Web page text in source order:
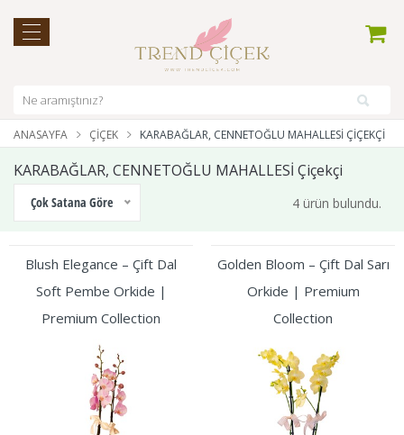
ANASAYFA ÇIÇEK KARABAĞLAR, CENNETOĞLU MAHALLESİ ÇIÇEKÇI
KARABAĞLAR, CENNETOĞLU MAHALLESİ Çiçekçi
Çok Satana Göre 4 ürün bulundu.
Blush Elegance – Çift Dal
Soft Pembe Orkide |
Premium Collection
Golden Bloom – Çift Dal Sarı
Orkide | Premium
Collection